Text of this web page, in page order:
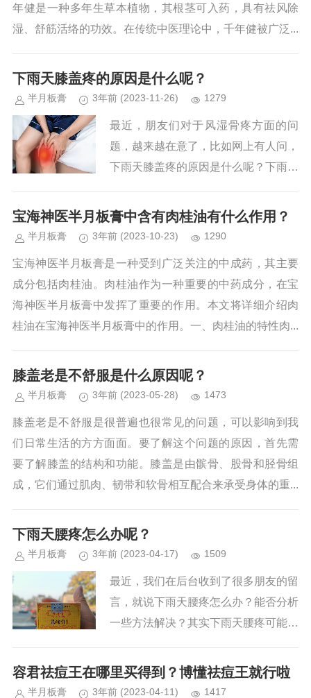
年健是一种多年生草本植物，其根茎可入药，具有祛风除
湿、舒筋活络的功效。在传统中医理论中，千年健被广泛...
下雨天膝盖疼的原因是什么呢？
半月板膏 3年前 (2023-11-26) 1279
最近，朋友们对于风湿骨疼方面的问
题，越来越在意了，比如网上有人问，
下雨天膝盖疼的原因是什么呢？下雨天
可能的情况：1. 湿度变化：下雨天的
湿度较高，可能导致空气中的水分...
宝海神医半月板膏中含有肉桂油有什么作用？
半月板膏 3年前 (2023-10-23) 1290
宝海神医半月板膏是一种受到广泛关注的中成药，其主要
成分包括肉桂油。肉桂油作为一种重要的中药成分，在宝
海神医半月板膏中发挥了重要的作用。本文将详细介绍肉
桂油在宝海神医半月板膏中的作用。一、肉桂油的特性肉...
膝盖老是不舒服是什么原因呢？
半月板膏 3年前 (2023-05-28) 1473
膝盖老是不舒服是很普遍也很常见的问题，可以影响到我
们日常生活的方方面面。要了解这个问题的原因，首先需
要了解膝盖的结构和功能。膝盖是由髌骨、股骨和胫骨组
成，它们通过肌肉、韧带和软骨相互配合来承受身体的重...
下雨天腰疼怎么办呢？
半月板膏 3年前 (2023-04-17) 1509
最近，我们在后台收到了很多朋友的留
言，就说下雨天腰疼怎么办？能否分析
一些方法解决？其实下雨天腰疼可能是
法：1、热敷：用热水袋、热毛巾或者
热水浸泡来热敷腰部，可以缓解局...
容君祛痘王在哪里买得到？博懂祛痘王就行啦
半月板膏 3年前 (2023-04-11) 1417